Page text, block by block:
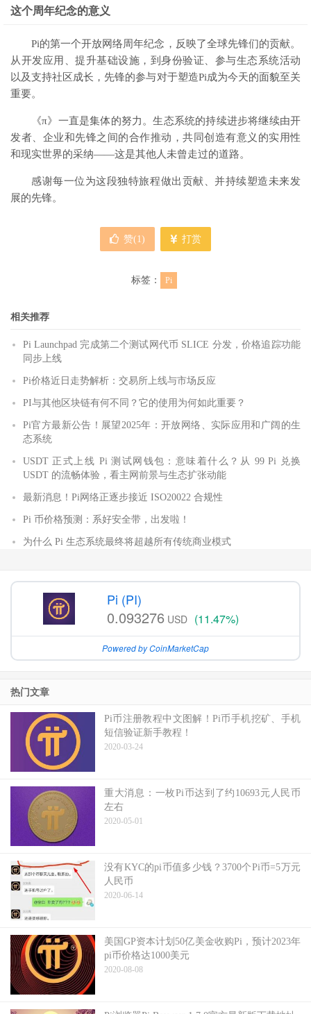
这个周年纪念的意义
Pi的第一个开放网络周年纪念，反映了全球先锋们的贡献。
从开发应用、提升基础设施，到身份验证、参与生态系统活动
以及支持社区成长，先锋的参与对于塑造Pi成为今天的面貌至关
重要。
《π》一直是集体的努力。生态系统的持续进步将继续由开
发者、企业和先锋之间的合作推动，共同创造有意义的实用性
和现实世界的采纳——这是其他人未曾走过的道路。
感谢每一位为这段独特旅程做出贡献、并持续塑造未来发
展的先锋。
赞(1) 打赏
标签： Pi
相关推荐
Pi Launchpad 完成第二个测试网代币 SLICE 分发，价格追踪功能
同步上线
Pi价格近日走势解析：交易所上线与市场反应
PI与其他区块链有何不同？它的使用为何如此重要？
Pi官方最新公告！展望2025年：开放网络、实际应用和广阔的生
态系统
USDT 正式上线 Pi 测试网钱包：意味着什么？从 99 Pi 兑换
USDT 的流畅体验，看主网前景与生态扩张动能
最新消息！Pi网络正逐步接近 ISO20022 合规性
Pi 币价格预测：系好安全带，出发啦！
为什么 Pi 生态系统最终将超越所有传统商业模式
Pi (PI)
0.093276 USD (11.47%)
Powered by CoinMarketCap
热门文章
Pi币注册教程中文图解！Pi币手机挖矿、手机
短信验证新手教程！
2020-03-24
重大消息：一枚Pi币达到了约10693元人民币
左右
2020-05-01
没有KYC的pi币值多少钱？3700个Pi币=5万元
人民币
2020-06-14
美国GP资本计划50亿美金收购Pi，预计2023年
pi币价格达1000美元
2020-08-08